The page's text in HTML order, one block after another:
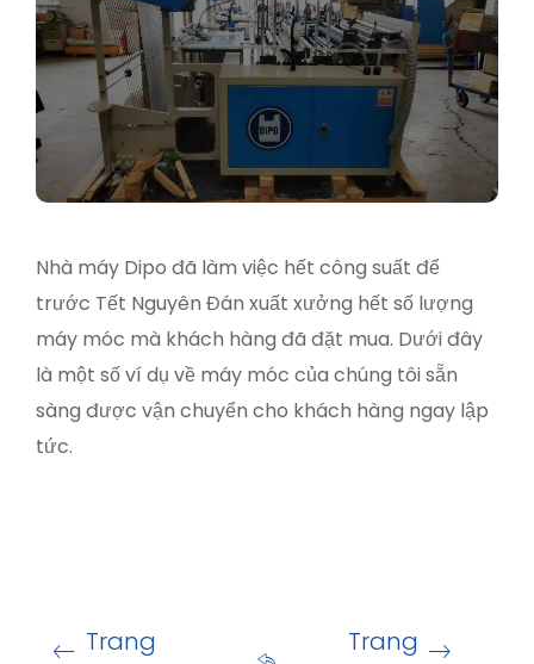
Nhà máy Dipo đã làm việc hết công suất để
trước Tết Nguyên Đán xuất xưởng hết số lượng
máy móc mà khách hàng đã đặt mua. Dưới đây
là một số ví dụ về máy móc của chúng tôi sẵn
sàng được vận chuyển cho khách hàng ngay lập
tức.
Trang
Trang